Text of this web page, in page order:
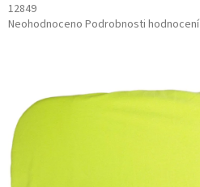
12849
Průměrné
hvězdiček.
Neohodnoceno Podrobnosti hodnocení